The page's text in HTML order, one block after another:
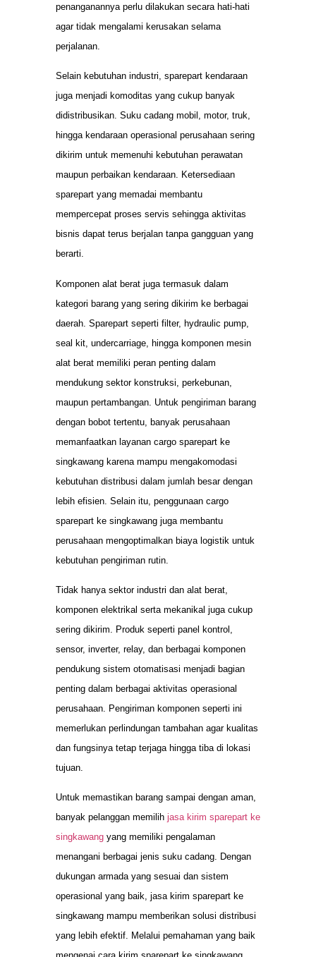
penanganannya perlu dilakukan secara hati-hati
agar tidak mengalami kerusakan selama
perjalanan.
Selain kebutuhan industri, sparepart kendaraan
juga menjadi komoditas yang cukup banyak
didistribusikan. Suku cadang mobil, motor, truk,
hingga kendaraan operasional perusahaan sering
dikirim untuk memenuhi kebutuhan perawatan
maupun perbaikan kendaraan. Ketersediaan
sparepart yang memadai membantu
mempercepat proses servis sehingga aktivitas
bisnis dapat terus berjalan tanpa gangguan yang
berarti.
Komponen alat berat juga termasuk dalam
kategori barang yang sering dikirim ke berbagai
daerah. Sparepart seperti filter, hydraulic pump,
seal kit, undercarriage, hingga komponen mesin
alat berat memiliki peran penting dalam
mendukung sektor konstruksi, perkebunan,
maupun pertambangan. Untuk pengiriman barang
dengan bobot tertentu, banyak perusahaan
memanfaatkan layanan cargo sparepart ke
singkawang karena mampu mengakomodasi
kebutuhan distribusi dalam jumlah besar dengan
lebih efisien. Selain itu, penggunaan cargo
sparepart ke singkawang juga membantu
perusahaan mengoptimalkan biaya logistik untuk
kebutuhan pengiriman rutin.
Tidak hanya sektor industri dan alat berat,
komponen elektrikal serta mekanikal juga cukup
sering dikirim. Produk seperti panel kontrol,
sensor, inverter, relay, dan berbagai komponen
pendukung sistem otomatisasi menjadi bagian
penting dalam berbagai aktivitas operasional
perusahaan. Pengiriman komponen seperti ini
memerlukan perlindungan tambahan agar kualitas
dan fungsinya tetap terjaga hingga tiba di lokasi
tujuan.
Untuk memastikan barang sampai dengan aman,
banyak pelanggan memilih jasa kirim sparepart ke
singkawang yang memiliki pengalaman
menangani berbagai jenis suku cadang. Dengan
dukungan armada yang sesuai dan sistem
operasional yang baik, jasa kirim sparepart ke
singkawang mampu memberikan solusi distribusi
yang lebih efektif. Melalui pemahaman yang baik